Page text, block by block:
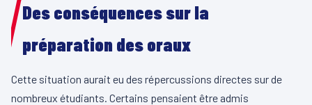
Des conséquences sur la
préparation des oraux
Cette situation aurait eu des répercussions directes sur de
nombreux étudiants. Certains pensaient être admis